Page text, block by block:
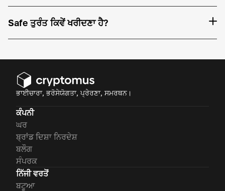
Safe ਤੁਰੰਤ ਕਿਵੇਂ ਖਰੀਦਣਾ ਹੈ?
ਭਾਈਚਾਰਾ, ਭਰੋਸੇਯੋਗਤਾ, ਪ੍ਰੇਰਣਾ, ਸਮਰਥਨ।
ਕੰਪਨੀ
ਘਰ
ਬ੍ਰਾਂਡ ਦਿਸ਼ਾ ਨਿਰਦੇਸ਼
ਬਲੌਗ
ਸੰਪਰਕ
ਨਿੱਜੀ ਵਰਤੋਂ
ਬਟੂਆ